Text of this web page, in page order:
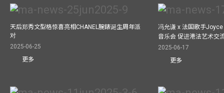
天后郑秀文型格惊喜亮相CHANEL腕錶诞生周年派
对
2025-06-25
更多
冯允谦 x 法国歌手
音乐会 促进港法艺术交
2025-06-17
更多